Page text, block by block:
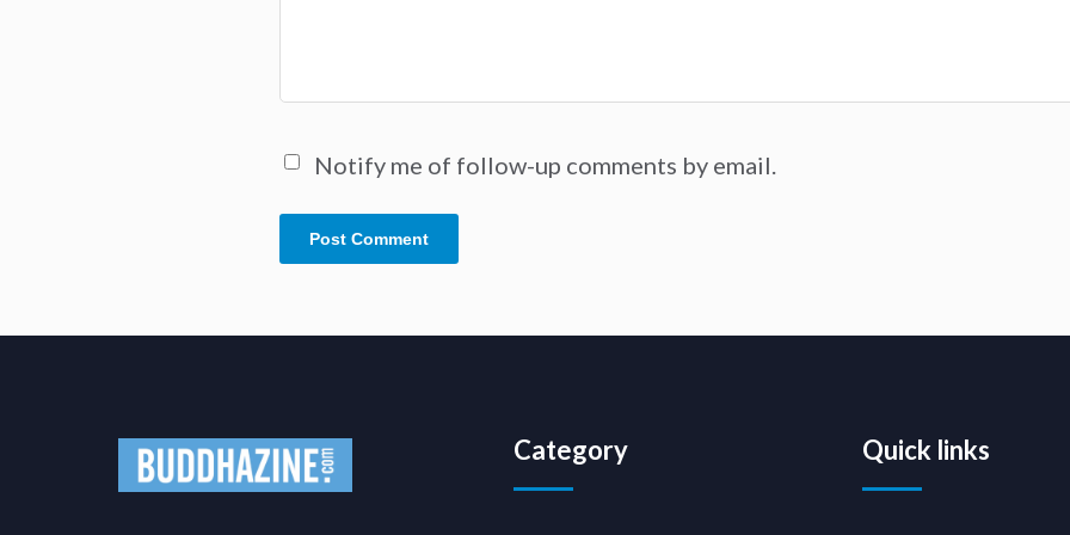
Notify me of follow-up comments by email.
Category Quick links